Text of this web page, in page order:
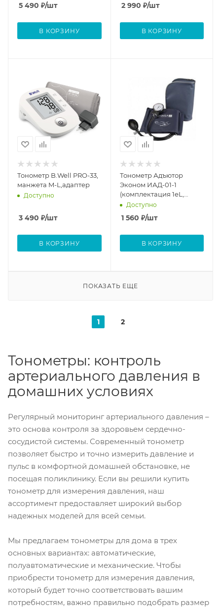
5 490 ₽/шт
В КОРЗИНУ
2 990 ₽/шт
В КОРЗИНУ
Тонометр B.Well PRO-33,
манжета M-L,адаптер
Доступно
3 490 ₽/шт
В КОРЗИНУ
Тонометр Адъютор
Эконом ИАД-01-1
(комплектация 1eL,
увеличенная манжета)
Доступно
1 560 ₽/шт
В КОРЗИНУ
ПОКАЗАТЬ ЕЩЕ
1 2
Тонометры: контроль
артериального давления в
домашних условиях
Регулярный мониторинг артериального давления –
это основа контроля за здоровьем сердечно-
сосудистой системы. Современный тонометр
позволяет быстро и точно измерить давление и
пульс в комфортной домашней обстановке, не
посещая поликлинику. Если вы решили купить
тонометр для измерения давления, наш
ассортимент предоставляет широкий выбор
надежных моделей для всей семьи.
Мы предлагаем тонометры для дома в трех
основных вариантах: автоматические,
полуавтоматические и механические. Чтобы
приобрести тонометр для измерения давления,
который будет точно соответствовать вашим
потребностям, важно правильно подобрать размер